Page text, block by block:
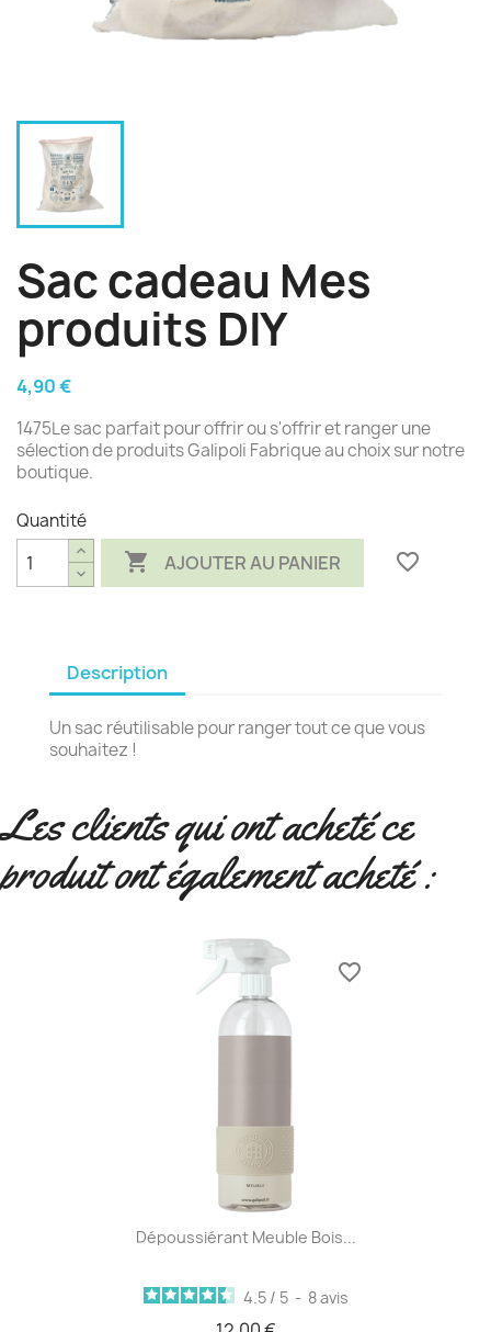
Sac cadeau Mes
produits DIY
4,90 €
1475Le sac parfait pour offrir ou s'offrir et ranger une
sélection de produits Galipoli Fabrique au choix sur notre
boutique.
Quantité
 AJOUTER AU PANIER favorite_border
Description
Un sac réutilisable pour ranger tout ce que vous
souhaitez !
Les clients qui ont acheté ce
produit ont également acheté :
Dépoussiérant Meuble Bois...
4.5 / 5 - 8avis
favorite_border